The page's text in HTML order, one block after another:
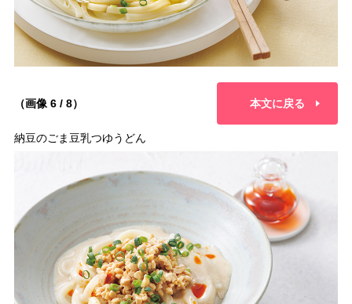
（画像 6 / 8） 本文に戻る
納豆のごま豆乳つゆうどん